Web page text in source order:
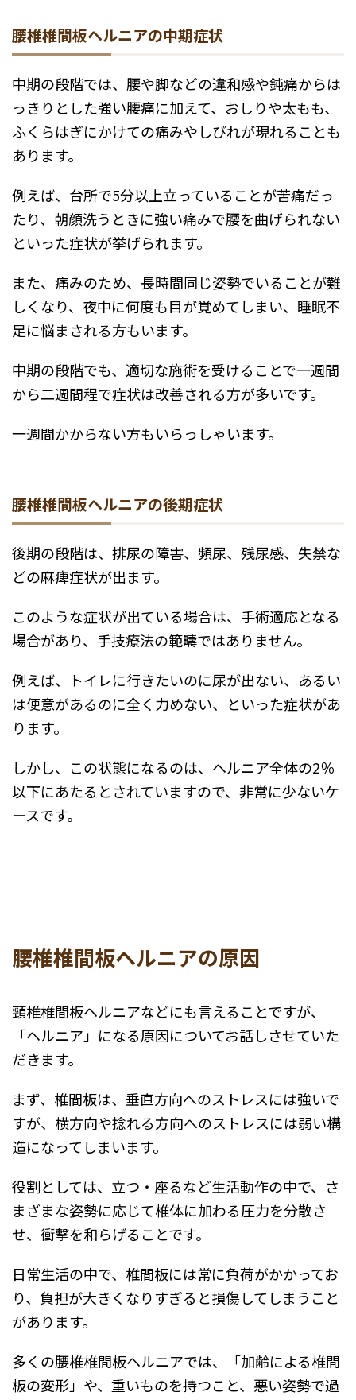
腰椎椎間板ヘルニアの中期症状
中期の段階では、腰や脚などの違和感や鈍痛からは
っきりとした強い腰痛に加えて、おしりや太もも、
ふくらはぎにかけての痛みやしびれが現れることも
あります。
例えば、台所で5分以上立っていることが苦痛だっ
たり、朝顔洗うときに強い痛みで腰を曲げられない
といった症状が挙げられます。
また、痛みのため、長時間同じ姿勢でいることが難
しくなり、夜中に何度も目が覚めてしまい、睡眠不
足に悩まされる方もいます。
中期の段階でも、適切な施術を受けることで一週間
から二週間程で症状は改善される方が多いです。
一週間かからない方もいらっしゃいます。
腰椎椎間板ヘルニアの後期症状
後期の段階は、排尿の障害、頻尿、残尿感、失禁な
どの麻痺症状が出ます。
このような症状が出ている場合は、手術適応となる
場合があり、手技療法の範疇ではありません。
例えば、トイレに行きたいのに尿が出ない、あるい
は便意があるのに全く力めない、といった症状があ
ります。
しかし、この状態になるのは、ヘルニア全体の2％
以下にあたるとされていますので、非常に少ないケ
ースです。
腰椎椎間板ヘルニアの原因
頸椎椎間板ヘルニアなどにも言えることですが、
「ヘルニア」になる原因についてお話しさせていた
だきます。
まず、椎間板は、垂直方向へのストレスには強いで
すが、横方向や捻れる方向へのストレスには弱い構
造になってしまいます。
役割としては、立つ・座るなど生活動作の中で、さ
まざまな姿勢に応じて椎体に加わる圧力を分散さ
せ、衝撃を和らげることです。
日常生活の中で、椎間板には常に負荷がかかってお
り、負担が大きくなりすぎると損傷してしまうこと
があります。
多くの腰椎椎間板ヘルニアでは、「加齢による椎間
板の変形」や、重いものを持つこと、悪い姿勢で過